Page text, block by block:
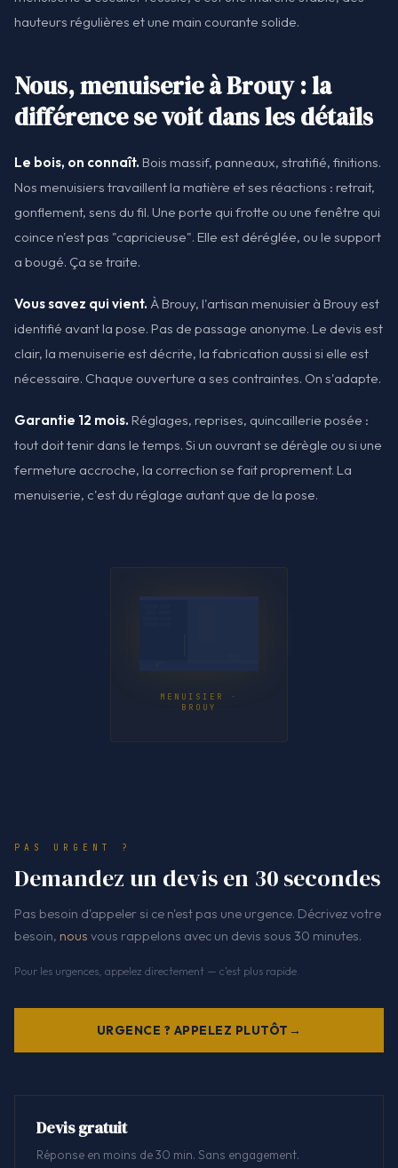
hauteurs régulières et une main courante solide.
Nous, menuiserie à Brouy : la
différence se voit dans les détails
Le bois, on connaît. Bois massif, panneaux, stratifié, finitions.
Nos menuisiers travaillent la matière et ses réactions : retrait,
gonflement, sens du fil. Une porte qui frotte ou une fenêtre qui
coince n'est pas "capricieuse". Elle est déréglée, ou le support
a bougé. Ça se traite.
Vous savez qui vient. À Brouy, l'artisan menuisier à Brouy est
identifié avant la pose. Pas de passage anonyme. Le devis est
clair, la menuiserie est décrite, la fabrication aussi si elle est
nécessaire. Chaque ouverture a ses contraintes. On s'adapte.
Garantie 12 mois. Réglages, reprises, quincaillerie posée :
tout doit tenir dans le temps. Si un ouvrant se dérègle ou si une
fermeture accroche, la correction se fait proprement. La
menuiserie, c'est du réglage autant que de la pose.
MENUISIER ·
BROUY
PAS URGENT ?
Demandez un devis en 30 secondes
Pas besoin d'appeler si ce n'est pas une urgence. Décrivez votre
besoin, nous vous rappelons avec un devis sous 30 minutes.
Pour les urgences, appelez directement — c'est plus rapide.
URGENCE ? APPELEZ PLUTÔT
Devis gratuit
Réponse en moins de 30 min. Sans engagement.